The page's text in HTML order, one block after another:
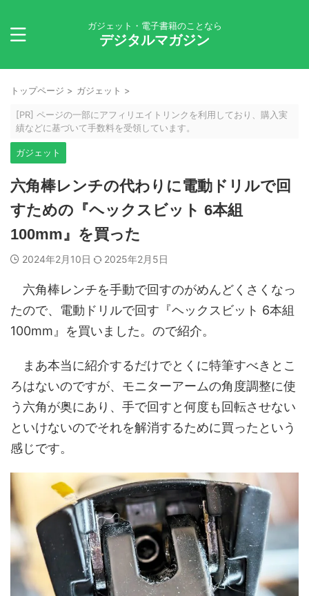
ガジェット・電子書籍のことなら
デジタルマガジン
トップページ > ガジェット >
[PR] ページの一部にアフィリエイトリンクを利用しており、購入実
績などに基づいて手数料を受領しています。
ガジェット
六角棒レンチの代わりに電動ドリルで回
すための『ヘックスビット 6本組
100mm』を買った
2024年2月10日 2025年2月5日
六角棒レンチを手動で回すのがめんどくさくなっ
たので、電動ドリルで回す『ヘックスビット 6本組
100mm』を買いました。ので紹介。
まあ本当に紹介するだけでとくに特筆すべきとこ
ろはないのですが、モニターアームの角度調整に使
う六角が奥にあり、手で回すと何度も回転させない
といけないのでそれを解消するために買ったという
感じです。